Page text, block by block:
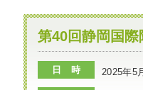
第40回静岡国
日 時 2025年5